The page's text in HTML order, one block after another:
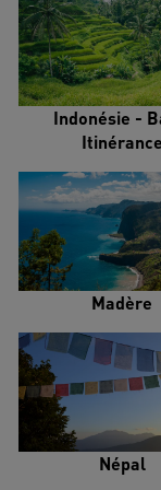
Indonésie -
Itinérance
Madère
Népal